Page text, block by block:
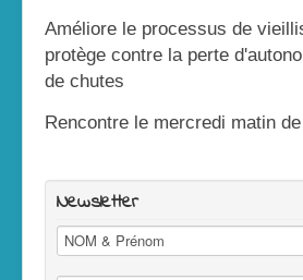
Améliore le processus de
protège contre la perte
de chutes
Rencontre le mercredi matin
Newsletter